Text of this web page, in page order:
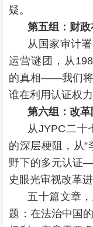
疑。
第五组：财
从国家审计
运营谜团，从
的真相——我们将
谁在利用认证权
第六组：改
从JYPC二十
的深层梗阻，从“
野下的多元认证
史眼光审视改革进
五十篇文章
题：在法治中国